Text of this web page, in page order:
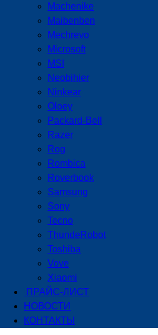
Machenike
Maibenben
Mechrevo
Microsoft
MSI
Neobihier
Ninkear
Oloey
Packard-Bell
Razer
Rog
Rombica
Roverbook
Samsung
Sony
Tecno
ThundeRobot
Toshiba
Vove
Xiaomi
ПРАЙС-ЛИСТ
НОВОСТИ
КОНТАКТЫ